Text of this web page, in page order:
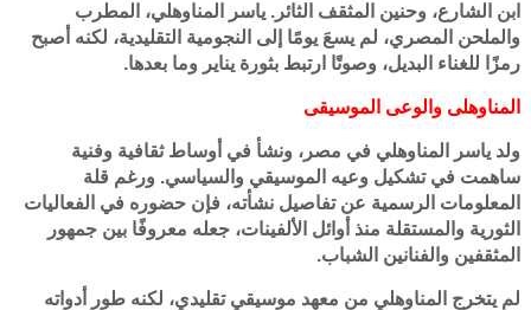
ابن الشارع، وحنين المثقف الثائر. ياسر المناوهلي، المطرب
والملحن المصري، لم يسعَ يومًا إلى النجومية التقليدية، لكنه أصبح
رمزًا للغناء البديل، وصوتًا ارتبط بثورة يناير وما بعدها.
المناوهلى والوعى الموسيقى
ولد ياسر المناوهلي في مصر، ونشأ في أوساط ثقافية وفنية
ساهمت في تشكيل وعيه الموسيقي والسياسي. ورغم قلة
المعلومات الرسمية عن تفاصيل نشأته، فإن حضوره في الفعاليات
الثورية والمستقلة منذ أوائل الألفينات، جعله معروفًا بين جمهور
المثقفين والفنانين الشباب.
لم يتخرج المناوهلي من معهد موسيقي تقليدي، لكنه طور أدواته